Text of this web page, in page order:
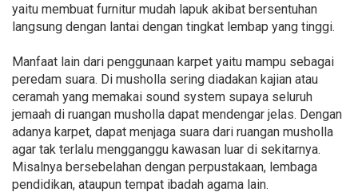
yaitu membuat furnitur mudah lapuk akibat bersentuhan
langsung dengan lantai dengan tingkat lembap yang tinggi.
Manfaat lain dari penggunaan karpet yaitu mampu sebagai
peredam suara. Di musholla sering diadakan kajian atau
ceramah yang memakai sound system supaya seluruh
jemaah di ruangan musholla dapat mendengar jelas. Dengan
adanya karpet, dapat menjaga suara dari ruangan musholla
agar tak terlalu mengganggu kawasan luar di sekitarnya.
Misalnya bersebelahan dengan perpustakaan, lembaga
pendidikan, ataupun tempat ibadah agama lain.